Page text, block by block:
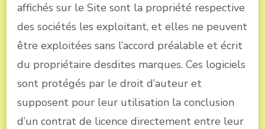
affichés sur le Site sont la propriété respective
des sociétés les exploitant, et elles ne peuvent
être exploitées sans l’accord préalable et écrit
du propriétaire desdites marques. Ces logiciels
sont protégés par le droit d’auteur et
supposent pour leur utilisation la conclusion
d’un contrat de licence directement entre leur